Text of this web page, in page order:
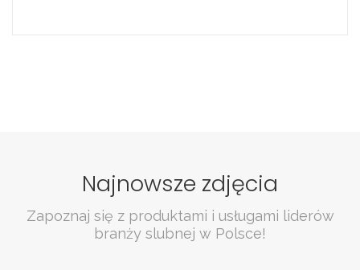
Najnowsze zdjęcia
Zapoznaj się z produktami i usługami liderów
branży slubnej w Polsce!